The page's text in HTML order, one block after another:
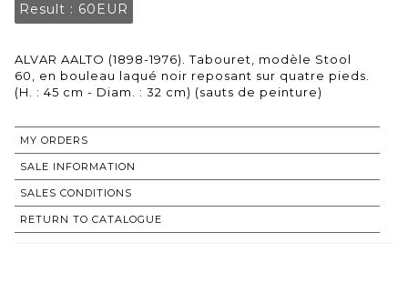
Result : 60EUR
ALVAR AALTO (1898-1976). Tabouret, modèle Stool
60, en bouleau laqué noir reposant sur quatre pieds.
(H. : 45 cm - Diam. : 32 cm) (sauts de peinture)
MY ORDERS
SALE INFORMATION
SALES CONDITIONS
RETURN TO CATALOGUE